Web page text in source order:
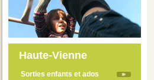
Haute-Vienne
Sorties enfants et ados